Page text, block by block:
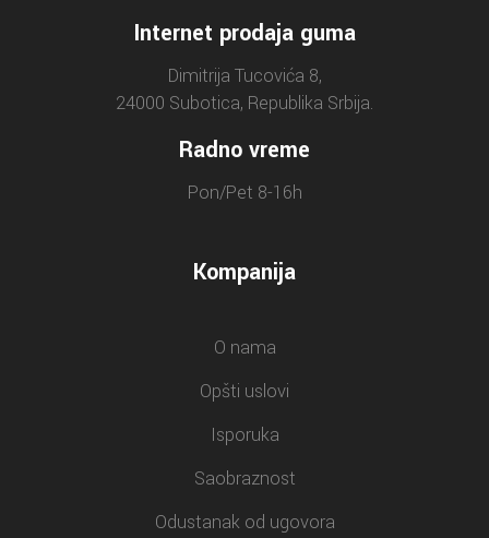
Internet prodaja guma
Dimitrija Tucovića 8,
24000 Subotica, Republika Srbija.
Radno vreme
Pon/Pet 8-16h
Kompanija
O nama
Opšti uslovi
Isporuka
Saobraznost
Odustanak od ugovora